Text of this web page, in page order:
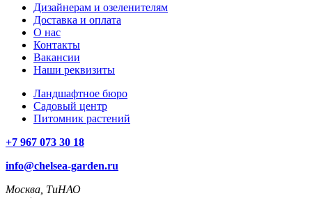
Дизайнерам и озеленителям
Доставка и оплата
О нас
Контакты
Вакансии
Наши реквизиты
Ландшафтное бюро
Садовый центр
Питомник растений
+7 967 073 30 18
info@chelsea-garden.ru
Москва, ТиНАО